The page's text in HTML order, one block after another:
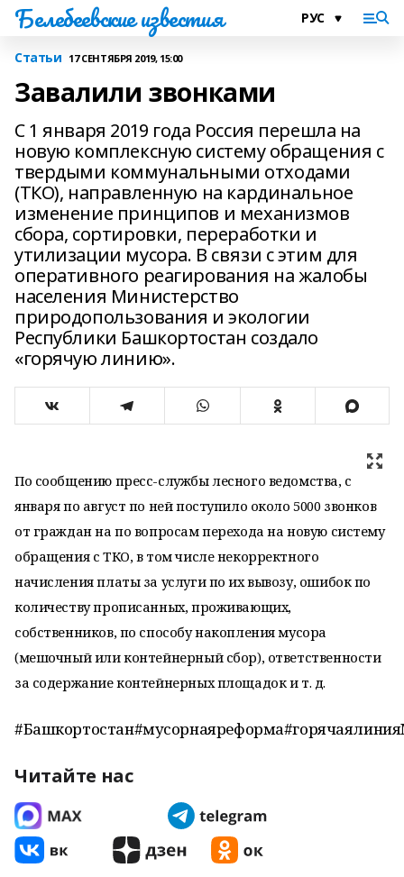
Белебеевские известия
Статьи 17 СЕНТЯБРЯ 2019, 15:00
Завалили звонками
С 1 января 2019 года Россия перешла на
новую комплексную систему обращения с
твердыми коммунальными отходами
(ТКО), направленную на кардинальное
изменение принципов и механизмов
сбора, сортировки, переработки и
утилизации мусора. В связи с этим для
оперативного реагирования на жалобы
населения Министерство
природопользования и экологии
Республики Башкортостан создало
«горячую линию».
По сообщению пресс-службы лесного ведомства, с
января по август по ней поступило около 5000 звонков
от граждан на по вопросам перехода на новую систему
обращения с ТКО, в том числе некорректного
начисления платы за услуги по их вывозу, ошибок по
количеству прописанных, проживающих,
собственников, по способу накопления мусора
(мешочный или контейнерный сбор), ответственности
за содержание контейнерных площадок и т. д.
Читайте нас